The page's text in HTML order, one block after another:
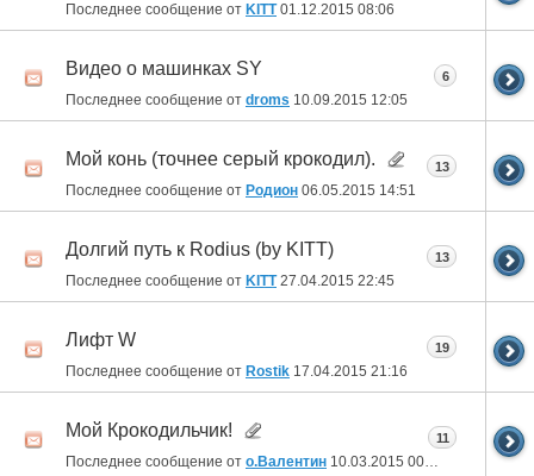
Последнее сообщение от KITT01.12.2015 08:06
Видео о машинках SY
Последнее сообщение от droms 10.09.2015 12:05
6
Мой конь (точнее серый крокодил).
Последнее сообщение от Родион 06.05.2015 14:51
13
Долгий путь к Rodius (by KITT)
Последнее сообщение от KITT27.04.2015 22:45
13
Лифт W
Последнее сообщение от Rostik 17.04.2015 21:16
19
Мой Крокодильчик!
Последнее сообщение от о.Валентин 10.03.2015 00:34
11